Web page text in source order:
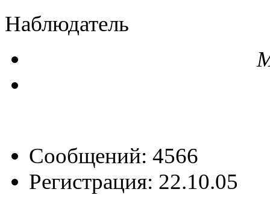
Наблюдатель
Сообщений: 4566
Регистрация: 22.10.05